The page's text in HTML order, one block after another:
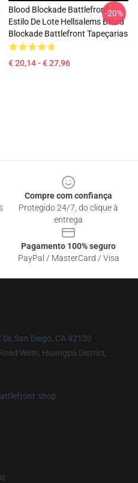
Blood Blockade Battlefront
Estilo De Lote Hellsalems Blood
Blockade Battlefront Tapeçarias
€ 20,14 - € 27,96
-20%
Compre com confiança
Protegido 24/7, do clique à
entrega
Pagamento 100% seguro
PayPal / MasterCard / Visa
San Diego, CA 92130
West, Huangpu District,